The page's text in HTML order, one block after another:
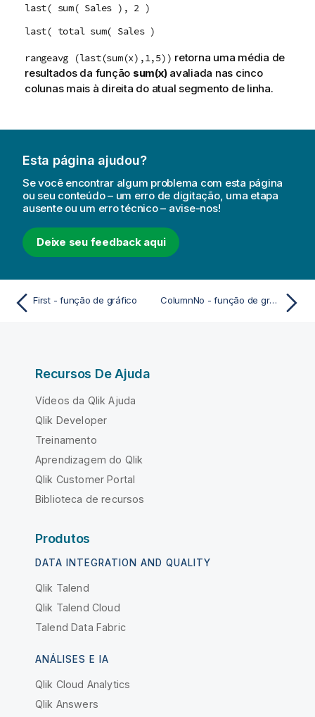
last( sum( Sales ), 2 )
last( total sum( Sales )
rangeavg (last(sum(x),1,5)) retorna uma média de
resultados da função sum(x)avaliada nas cinco
colunas mais à direita do atual segmento de linha.
Esta página ajudou?
Se você encontrar algum problema com esta página
ou seu conteúdo – um erro de digitação, uma etapa
ausente ou um erro técnico – avise-nos!
Deixe seu feedback aqui
First - função de gráfico ColumnNo - função de gráfico
Recursos De Ajuda
Vídeos da Qlik Ajuda
Qlik Developer
Treinamento
Aprendizagem do Qlik
Qlik Customer Portal
Biblioteca de recursos
Produtos
DATA INTEGRATION AND QUALITY
Qlik Talend
Qlik Talend Cloud
Talend Data Fabric
ANÁLISES E IA
Qlik Cloud Analytics
Qlik Answers